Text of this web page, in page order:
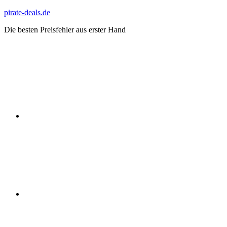
Zum
springen
pirate-deals.de
Die besten Preisfehler aus erster Hand